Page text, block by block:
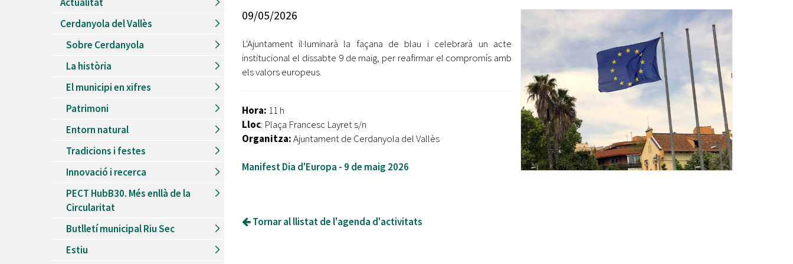
Recursos Humans
Ètica i Integritat
Retiment de Comptes
Accés a Informació Pública
Dades Obertes
Catàleg de Serveis i Tràmits
Del26/06/2026al30/08/2026
Patis oberts temporada d'estiu
Piscines d'estiu a Cerdanyola
Del01/06/2026al30/09/2026
Refugis climàtics a Cerdanyola
Jocs d'aigua del Parc Cordelles
Del01/07/2024al31/08/2026
Decorem! Conte 'La truita de nabius'
jove 2026
Cerdanyola opta a més de 5 milions d'euros del Pla de
Barris per transformar les Fontetes, Quatre Cantons i
l'entorn de l'avinguda Catalunya
L’Ajuntament reparteix ulleres gratuïtes per veure
l'eclipsi solar
Equipaments
Mercats Municipals
Webs Municipals
Cerdanyola del Vallès
Sobre Cerdanyola
La història
El municipi en xifres
Patrimoni
Entorn natural
Tradicions i festes
Innovació i recerca
PECT HubB30. Més enllà de la
Circularitat
Butlletí municipal Riu Sec
Estiu
09/05/2026
L'Ajuntament il·luminarà la façana de blau i celebrarà un acte
institucional el dissabte 9 de maig, per reafirmar el compromís amb
els valors europeus.
Hora: 11 h
Lloc: Plaça Francesc Layret s/n
Organitza:Ajuntament de Cerdanyola del Vallès
Manifest Dia d'Europa - 9 de maig 2026
Tornar al llistat de l'agenda d'activitats